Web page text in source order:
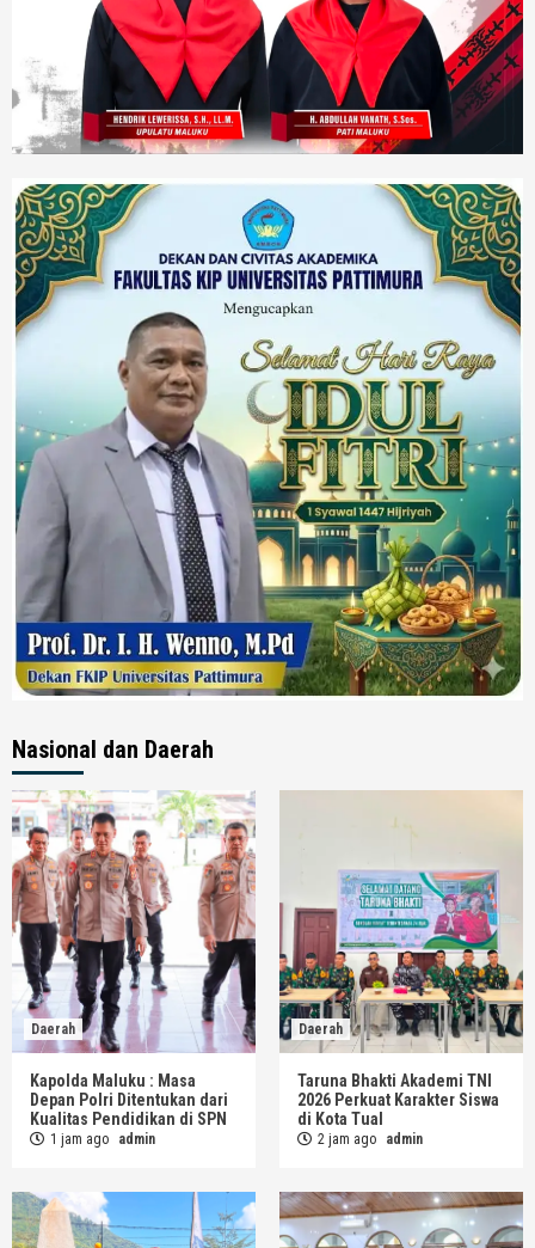
Nasional dan Daerah
Daerah
Kapolda Maluku : Masa
Depan Polri Ditentukan dari
Kualitas Pendidikan di SPN
1 jam ago admin
Daerah
Taruna Bhakti Akademi TNI
2026 Perkuat Karakter Siswa
di Kota Tual
2 jam ago admin